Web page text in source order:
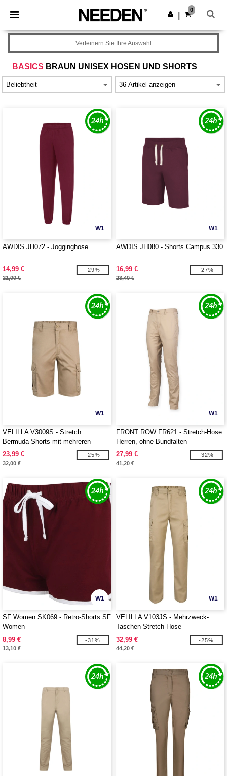
× Needen App
Bessere Preise in der App!
App holen
0
BASICS BRAUN UNISEX HOSEN UND SHORTS
Verfeinern Sie Ihre Auswahl
W1
AWDIS JH072 - Jogginghose
14,99 €
21,00 €
-29%
W1
AWDIS JH080 - Shorts Campus 330
16,99 €
23,40 €
-27%
W1
VELILLA V3009S - Stretch
Bermuda-Shorts mit mehreren
Taschen
23,99 €
32,00 €
-25%
W1
FRONT ROW FR621 - Stretch-Hose
Herren, ohne Bundfalten
27,99 €
41,20 €
-32%
W1
SF Women SK069 - Retro-Shorts SF
Women
8,99 €
13,10 €
-31%
W1
VELILLA V103JS - Mehrzweck-
Taschen-Stretch-Hose
32,99 €
44,20 €
-25%